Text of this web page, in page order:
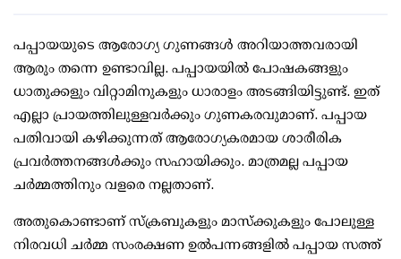
പപ്പായയുടെ ആരോഗ്യ ഗുണങ്ങള്‍ അറിയാത്തവരായി
ആരും തന്നെ ഉണ്ടാവില്ല. പപ്പായയില്‍ പോഷകങ്ങളും
ധാതുക്കളും വിറ്റാമിനുകളും ധാരാളം അടങ്ങിയിട്ടുണ്ട്. ഇത്
എല്ലാ പ്രായത്തിലുള്ളവര്‍ക്കും ഗുണകരവുമാണ്. പപ്പായ
പതിവായി കഴിക്കുന്നത് ആരോഗ്യകരമായ ശാരീരിക
പ്രവര്‍ത്തനങ്ങള്‍ക്കും സഹായിക്കും. മാത്രമല്ല പപ്പായ
ചര്‍മ്മത്തിനും വളരെ നല്ലതാണ്.
അതുകൊണ്ടാണ് സ്‌ക്രബുകളും മാസ്‌ക്കുകളും പോലുള്ള
നിരവധി ചര്‍മ്മ സംരക്ഷണ ഉല്‍പന്നങ്ങളില്‍ പപ്പായ സത്ത്